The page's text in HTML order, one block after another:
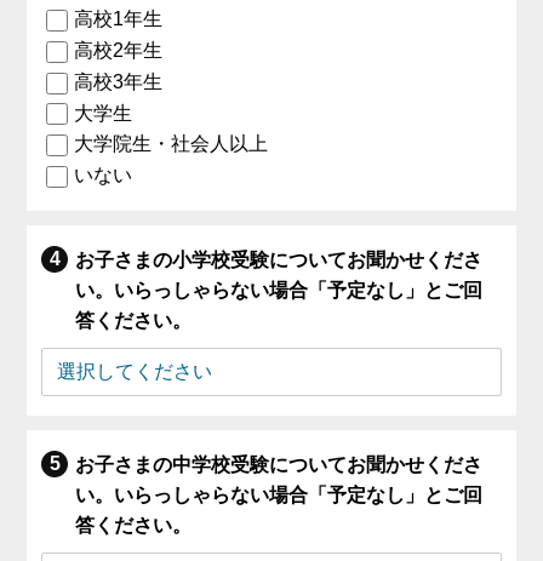
高校1年生
高校2年生
高校3年生
大学生
大学院生・社会人以上
いない
お子さまの小学校受験についてお聞かせくださ
い。いらっしゃらない場合「予定なし」とご回
答ください。
お子さまの中学校受験についてお聞かせくださ
い。いらっしゃらない場合「予定なし」とご回
答ください。